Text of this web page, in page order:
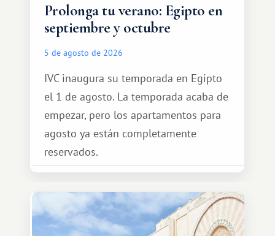
Prolonga tu verano: Egipto en
septiembre y octubre
5 de agosto de 2026
IVC inaugura su temporada en Egipto
el 1 de agosto. La temporada acaba de
empezar, pero los apartamentos para
agosto ya están completamente
reservados.